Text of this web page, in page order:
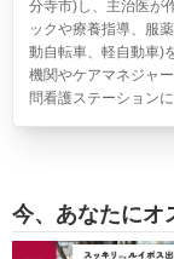
分寺市)し、主治医が
ックや療養指導、服
動自転車、軽自動車)
機関やケアマネジャ
問看護ステーション
今、あなたにオ